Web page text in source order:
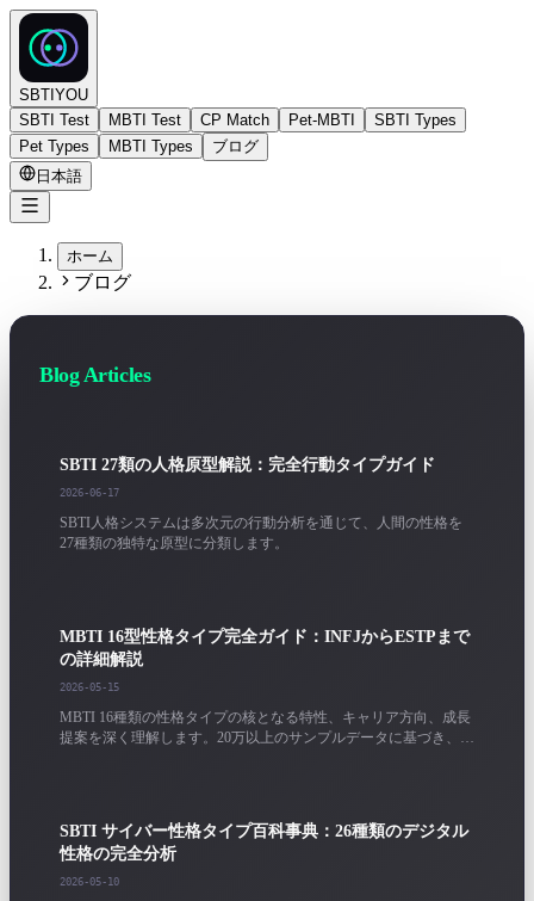
SBTIYOU
SBTI Test
MBTI Test CP Match Pet-MBTI
SBTI Types
Pet Types
MBTI Types
ブログ
日本語
ホーム
ブログ
Blog Articles
SBTI 27類の人格原型解説：完全行動タイプガイド
2026-06-17
SBTI人格システムは多次元の行動分析を通じて、人間の性格を
27種類の独特な原型に分類します。
MBTI 16型性格タイプ完全ガイド：INFJからESTPまで
の詳細解説
2026-05-15
MBTI 16種類の性格タイプの核となる特性、キャリア方向、成長
提案を深く理解します。20万以上のサンプルデータに基づき、各
SBTI サイバー性格タイプ百科事典：26種類のデジタル
性格の完全分析
2026-05-10